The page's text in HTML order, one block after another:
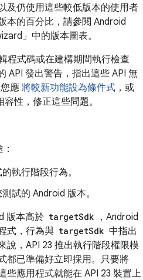
及仍使用這些較低版本的使用者
本的百分比，請參閱 Android
」 中的版本圖表。
程式碼或在建構期間執行檢查
API 發出警告，指出這些 API 無
應 將較新功能設為條件式 ，或
容性，修正這些問題。
執行階段行為。
試的 Android 版本。
版本高於 targetSdk
，Android
式，行為與 targetSdk 中指出
說，API 23 推出執行階段權限模
都已準備好立即採用。只要將
些應用程式就能在 API 23 裝置上